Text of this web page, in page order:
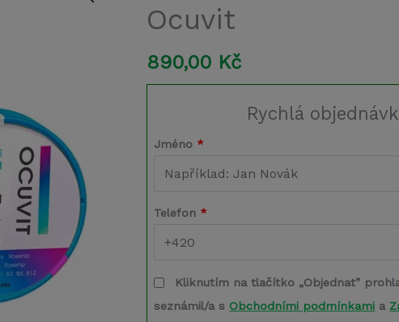
Ocuvit
890,00 Kč
Rychlá
Jméno *
Telefon *
Kliknutím na tlačítko „Objednat”
seznámil/a s Obchodními podmínkami a